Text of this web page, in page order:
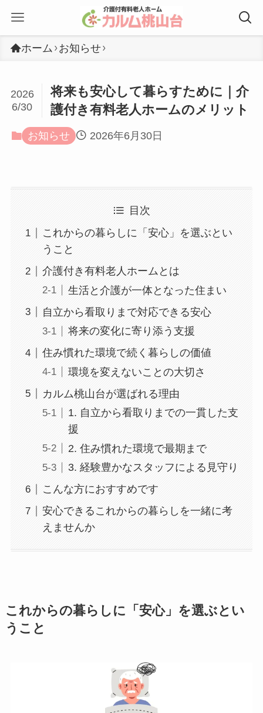
ホーム お知らせ
将来も安心して暮らすために｜介
護付き有料老人ホームのメリット
2026
6/30
お知らせ 2026年6月30日
目次
これからの暮らしに「安心」を選ぶとい
うこと
介護付き有料老人ホームとは
生活と介護が一体となった住まい
自立から看取りまで対応できる安心
将来の変化に寄り添う支援
住み慣れた環境で続く暮らしの価値
環境を変えないことの大切さ
カルム桃山台が選ばれる理由
1. 自立から看取りまでの一貫した支
援
2. 住み慣れた環境で最期まで
3. 経験豊かなスタッフによる見守り
こんな方におすすめです
安心できるこれからの暮らしを一緒に考
えませんか
これからの暮らしに「安心」を選ぶとい
うこと